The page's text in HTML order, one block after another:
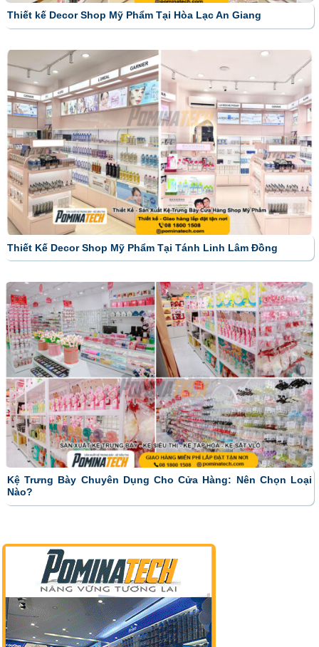
Thiết kế Decor Shop Mỹ Phẩm Tại Hòa Lạc An Giang
Thiết Kế Decor Shop Mỹ Phẩm Tại Tánh Linh Lâm Đồng
Kệ Trưng Bày Chuyên Dụng Cho Cửa Hàng: Nên Chọn Loại
Nào?